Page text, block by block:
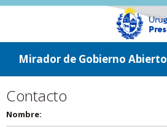
ir a contenido
ir al menú
Mirador de Gobierno Abierto
Contacto
Nombre: